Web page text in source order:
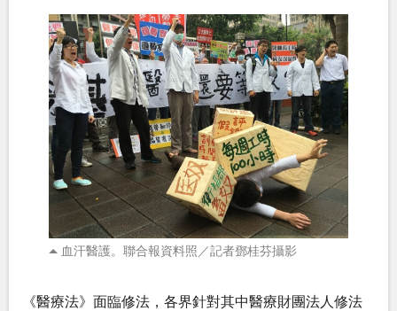
血汗醫護。聯合報資料照／記者鄧桂芬攝影
《醫療法》面臨修法，各界針對其中醫療財團法人修法